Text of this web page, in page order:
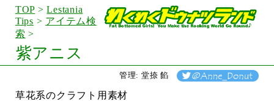
TOP >Lestania
Tips > アイテム検
索 >
紫アニス
管理: 堂捺 餡
草花系のクラフト用素材